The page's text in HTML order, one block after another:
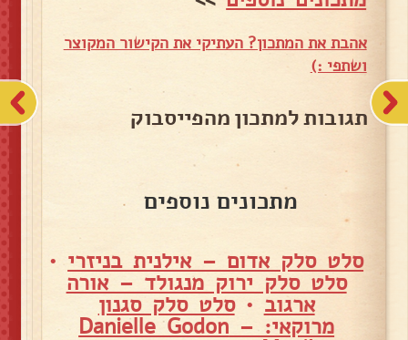
אהבת את המתכון? העתיקי את הקישור המקוצר
ושתפי :)
תגובות למתכון מהפייסבוק
מתכונים נוספים
סלט סלק אדום – אילנית בניזרי •
סלט סלק ירוק מנגולד – אורה
ארגוב •סלט סלק סגנון
מרוקאי: – Danielle Godon